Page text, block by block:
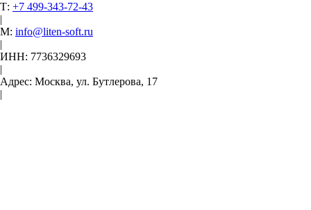
Т: +7 499-343-72-43
|
М: info@liten-soft.ru
|
ИНН: 7736329693
|
Адрес: Москва, ул. Бутлерова, 17
|